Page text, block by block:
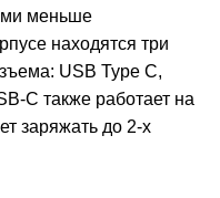
меньше
находятся три
USB Type C,
C также работает на
заряжать до 2-х